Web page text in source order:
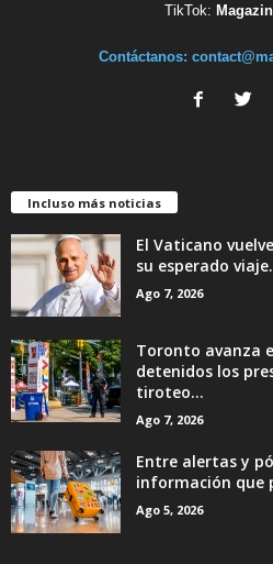
TikTok:
Contáctanos:
Incluso más noticias
El Vaticano
su esperado
Ago 7, 2026
Toronto avanza
detenidos los
tiroteo...
Ago 7, 2026
Entre alertas y
información que
Ago 5, 2026